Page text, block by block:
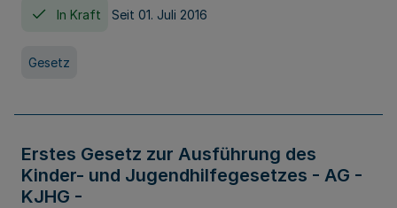
In Kraft Seit 01. Juli 2016
Gesetz
Erstes Gesetz zur Ausführung des
Kinder- und Jugendhilfegesetzes - AG -
KJHG -